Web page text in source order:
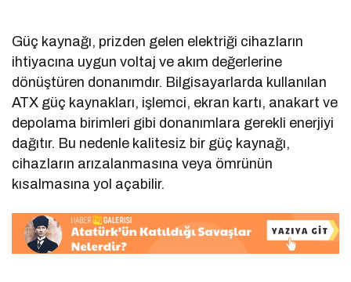
Güç kaynağı, prizden gelen elektriği cihazların
ihtiyacına uygun voltaj ve akım değerlerine
dönüştüren donanımdır. Bilgisayarlarda kullanılan
ATX güç kaynakları, işlemci, ekran kartı, anakart ve
depolama birimleri gibi donanımlara gerekli enerjiyi
dağıtır. Bu nedenle kalitesiz bir güç kaynağı,
cihazların arızalanmasına veya ömrünün
kısalmasına yol açabilir.